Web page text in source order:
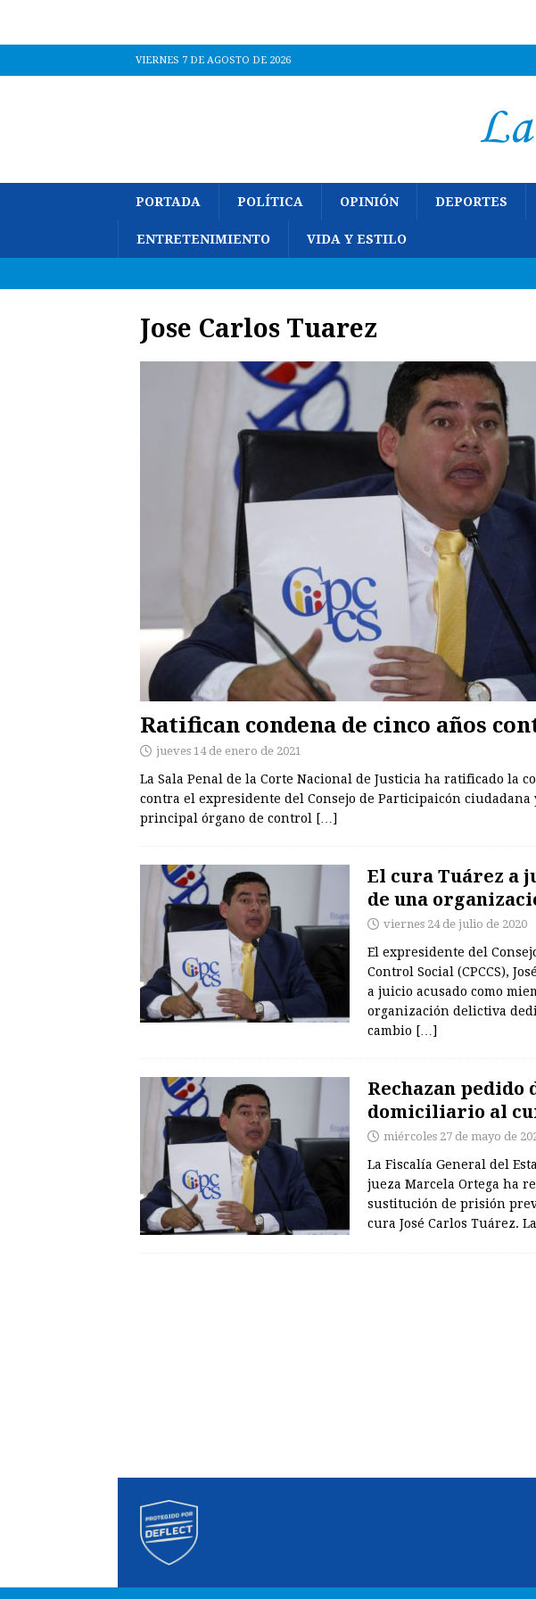
VIERNES 7 DE AGOSTO DE 2026
PORTADA POLÍTICA OPINIÓN DEPORTES
ENTRETENIMIENTO VIDA Y ESTILO
Jose Carlos Tuarez
Ratifican condena de cinco años
jueves 14 de enero de 2021
La Sala Penal de la Corte Nacional de Justicia ha ratificado la
contra el expresidente del Consejo de Participaicón ciudadana
principal órgano de control
[…]
El cura Tuárez a
de una
viernes 24 de julio de 2020
El expresidente del
Control Social (CPCCS),
a juicio acusado como
organización delictiva
cambio […]
Rechazan pedido
domiciliario al
miércoles 27 de mayo de
La Fiscalía General del
jueza Marcela Ortega ha
sustitución de prisión
cura José Carlos Tuárez.